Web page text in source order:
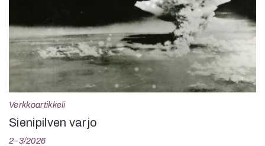
Verkkoartikkeli
Sienipilven varjo
2–3/2026